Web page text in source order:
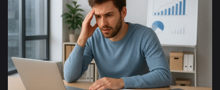
Pflicht,
Risiko
und
rechtliche
Relevanz